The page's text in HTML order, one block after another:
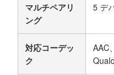
マルチペアリ
ング
5 デ
対応コーデッ
ク
AAC